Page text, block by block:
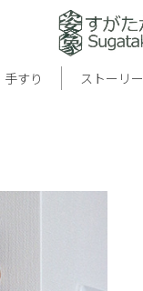
手すり ストーリー